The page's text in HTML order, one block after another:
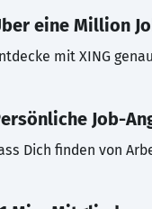
eine Million
mit XING
Job-
Dich finden von